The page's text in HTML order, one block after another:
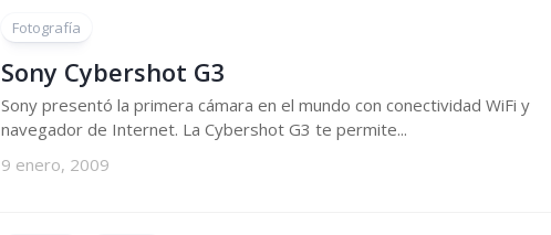
Fotografía
Sony Cybershot G3
Sony presentó la primera cámara en el mundo con conectividad WiFi y
navegador de Internet. La Cybershot G3 te permite...
9 enero, 2009